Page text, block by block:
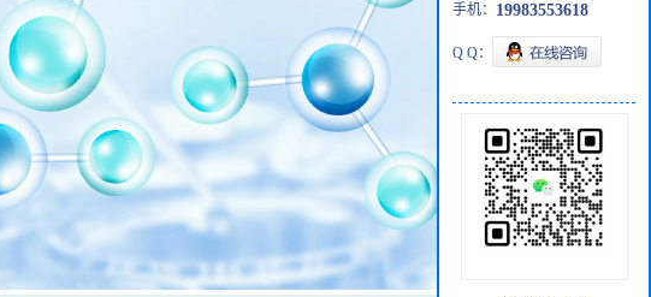
手机： 19983553618
Q Q：